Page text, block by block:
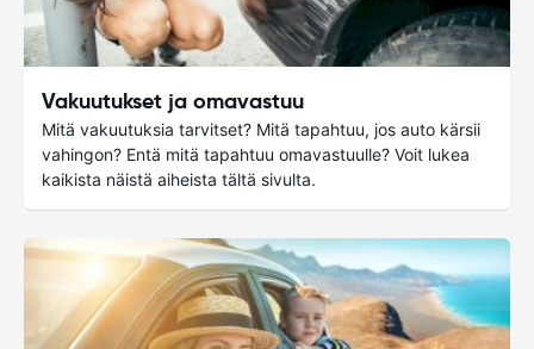
Vakuutukset ja omavastuu
Mitä vakuutuksia tarvitset? Mitä tapahtuu, jos auto kärsii
vahingon? Entä mitä tapahtuu omavastuulle? Voit lukea
kaikista näistä aiheista tältä sivulta.